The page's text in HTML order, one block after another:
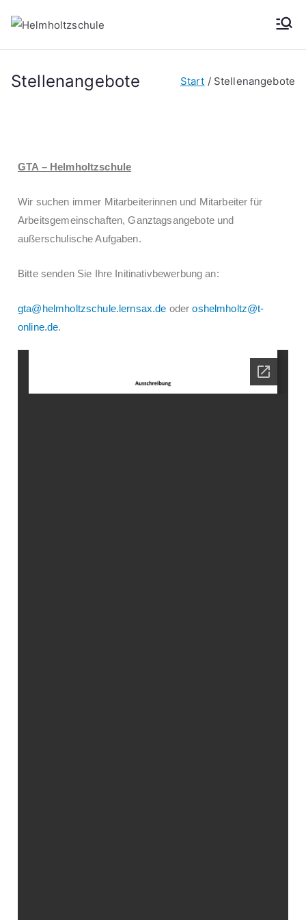
Helmh
oltzsch
Stadt Leipzig
Stellenangebote Start Stellenangebote
GTA – Helmholtzschule
Wir suchen immer Mitarbeiterinnen und Mitarbeiter für
Arbeitsgemeinschaften, Ganztagsangebote und
außerschulische Aufgaben.
Bitte senden Sie Ihre Initinativbewerbung an:
gta@helmholtzschule.lernsax.de oderoshelmholtz@t-
online.de.